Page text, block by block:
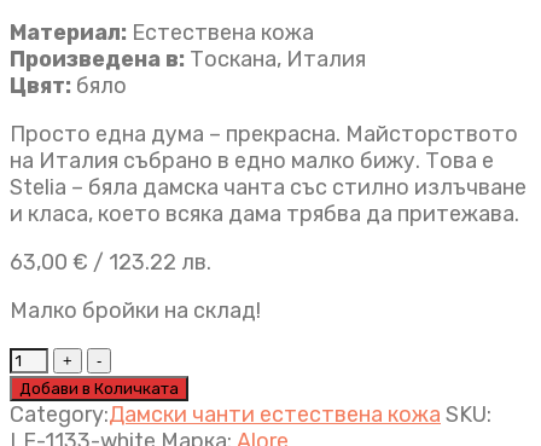
Материал: Естествена кожа
Произведена в: Тоскана, Италия
Цвят: бяло
Просто една дума – прекрасна. Майсторството
на Италия събрано в едно малко бижу. Това е
Stelia – бяла дамска чанта със стилно излъчване
и класа, което всяка дама трябва да притежава.
63,00 € / 123.22 лв.
Малко бройки на склад!
Малка
дамска
чанта
Stelia
Добави в Количката
Category:Дамски чанти естествена кожа SKU: